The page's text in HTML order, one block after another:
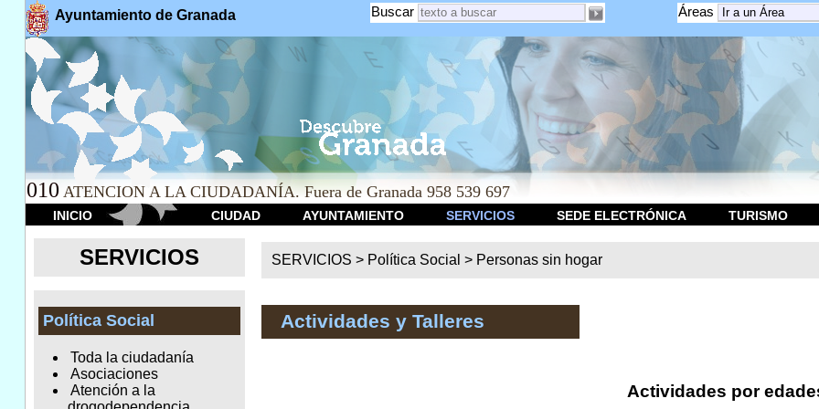
Ayuntamiento de Granada Áreas
Buscar
010 ATENCION A LA CIUDADANÍA. Fuera de Granada 958 539 697
INICIO CIUDAD AYUNTAMIENTO SERVICIOS SEDE ELECTRÓNICA TURISMO
SERVICIOS
Política Social
Toda la ciudadanía
Asociaciones
Atención a la
SERVICIOS > Política Social > Personas sin hogar
Actividades y Talleres
Actividades por